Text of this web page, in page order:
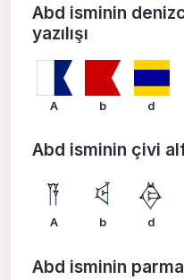
Abd isminin
yazılışı
A b d
Abd isminin çivi
A b d
Abd isminin